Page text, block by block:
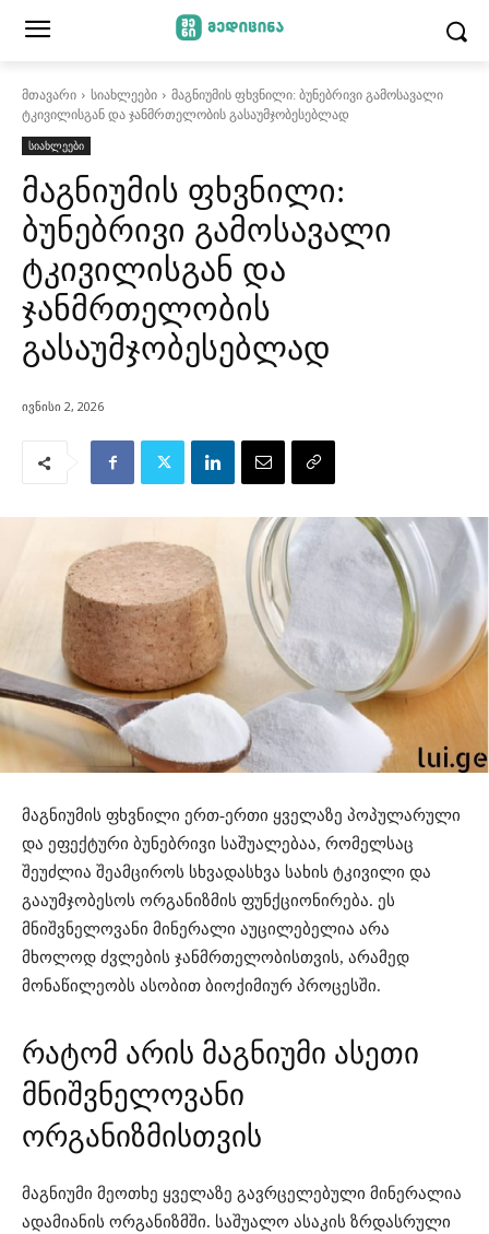
მთავარი სიახლეები
მაგნიუმის ფხვნილი: ბუნებრივი გამოსავალი
ტკივილისგან და ჯანმრთელობის გასაუმჯობესებლად
სიახლეები
მაგნიუმის ფხვნილი:
ბუნებრივი გამოსავალი
ტკივილისგან და
ჯანმრთელობის
გასაუმჯობესებლად
ივნისი 2, 2026
მაგნიუმის ფხვნილი ერთ-ერთი ყველაზე პოპულარული
და ეფექტური ბუნებრივი საშუალებაა, რომელსაც
შეუძლია შეამციროს სხვადასხვა სახის ტკივილი და
გააუმჯობესოს ორგანიზმის ფუნქციონირება. ეს
მნიშვნელოვანი მინერალი აუცილებელია არა
მხოლოდ ძვლების ჯანმრთელობისთვის, არამედ
მონაწილეობს ასობით ბიოქიმიურ პროცესში.
რატომ არის მაგნიუმი ასეთი
მნიშვნელოვანი
ორგანიზმისთვის
მაგნიუმი მეოთხე ყველაზე გავრცელებული მინერალია
ადამიანის ორგანიზმში. საშუალო ასაკის ზრდასრული